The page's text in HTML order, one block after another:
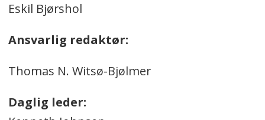
Eskil Bjørshol
Ansvarlig redaktør:
Thomas N. Witsø-Bjølmer
Daglig leder: